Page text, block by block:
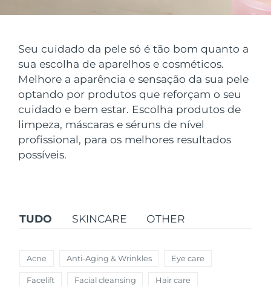
Seu cuidado da pele só é tão bom quanto a
sua escolha de aparelhos e cosméticos.
Melhore a aparência e sensação da sua pele
optando por produtos que reforçam o seu
cuidado e bem estar. Escolha produtos de
limpeza, máscaras e séruns de nível
profissional, para os melhores resultados
possíveis.
TUDO SKINCARE OTHER
Acne Anti-Aging & Wrinkles Eye care
Facelift Facial cleansing Hair care
As minhas subscrições
FAQ™ Dual LED Panel
POPULAR
País de envio
Estados Unidos Entrega prevista 8/11/26
Reino Unido Entrega prevista8/10/26
Espanha Entrega prevista8/10/26
Austrália Entrega prevista8/13/26
Canadá Entrega prevista
Austrália Entrega prevista